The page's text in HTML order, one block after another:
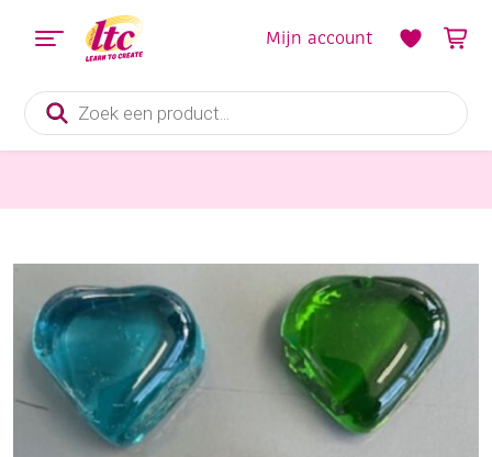
Producten
zoeken
Mijn account